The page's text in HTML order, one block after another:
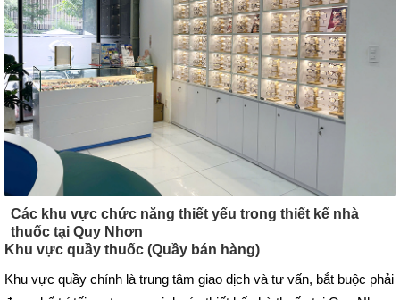
Các khu vực chức năng thiết yếu trong thiết kế nhà
thuốc tại Quy Nhơn
Khu vực quầy thuốc (Quầy bán hàng)
Khu vực quầy chính là trung tâm giao dịch và tư vấn, bắt buộc phải